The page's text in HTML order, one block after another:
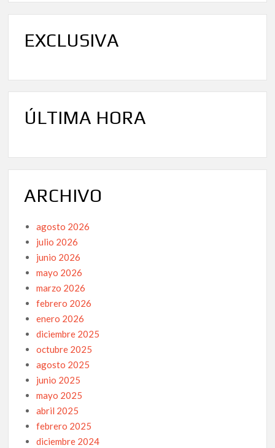
Indiferencia
EXCLUSIVA
ÚLTIMA HORA
ARCHIVO
agosto 2026
julio 2026
junio 2026
mayo 2026
marzo 2026
febrero 2026
enero 2026
diciembre 2025
octubre 2025
agosto 2025
junio 2025
mayo 2025
abril 2025
febrero 2025
diciembre 2024